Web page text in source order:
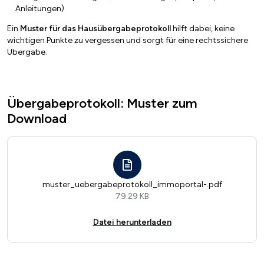
Anleitungen)
Ein Muster für das Hausübergabeprotokollhilft dabei, keine
wichtigen Punkte zu vergessen und sorgt für eine rechtssichere
Übergabe.
Übergabeprotokoll: Muster zum
Download
muster_uebergabeprotokoll_immoportal-.pdf
79.29 KB
Datei herunterladen